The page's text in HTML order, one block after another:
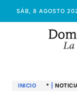
SÁB, 8 AGOSTO
INICIO *